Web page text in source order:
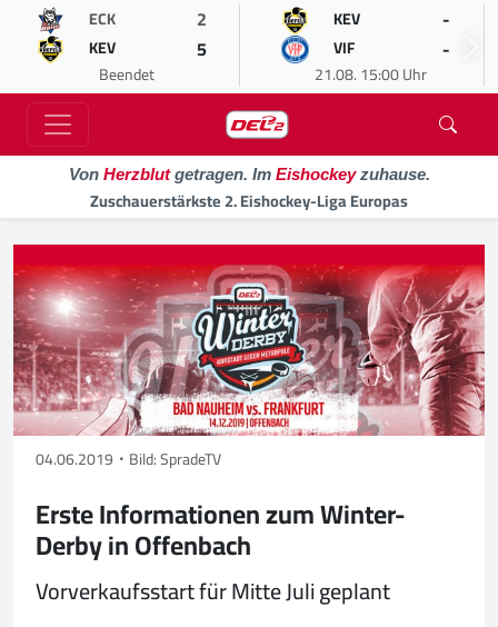
ECK 2
KEV 5
Beendet
KEV -
VIF -
21.08. 15:00 Uhr
Von Herzblutgetragen. Im Eishockeyzuhause.
Zuschauerstärkste 2. Eishockey-Liga Europas
04.06.2019 Bild: SpradeTV
Erste Informationen zum Winter-
Derby in Offenbach
Vorverkaufsstart für Mitte Juli geplant